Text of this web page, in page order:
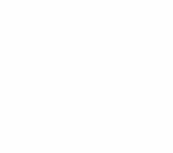
arriver avant le
peut-on faire lors